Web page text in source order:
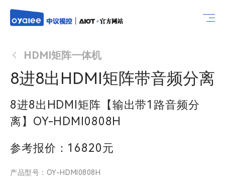
HDMI矩阵一体机
8进8出HDMI矩阵带音频分离
8进8出HDMI矩阵【输出带1路音频分
离】OY-HDMI0808H
参考报价：16820元
产品型号：OY-HDMI0808H